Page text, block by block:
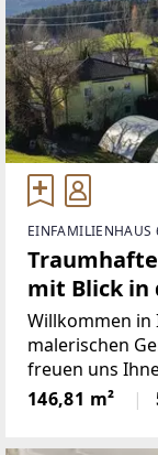
EINFAMILIENHAUS
mit Blick in
Familien
Willkommen in
malerischen
freuen uns
dürfen und
Verfügung.
146,81 m²